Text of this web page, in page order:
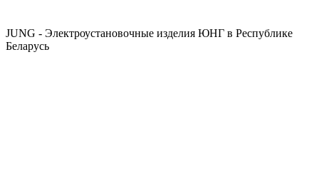
JUNG - Электроустановочные изделия ЮНГ в Республике
Беларусь